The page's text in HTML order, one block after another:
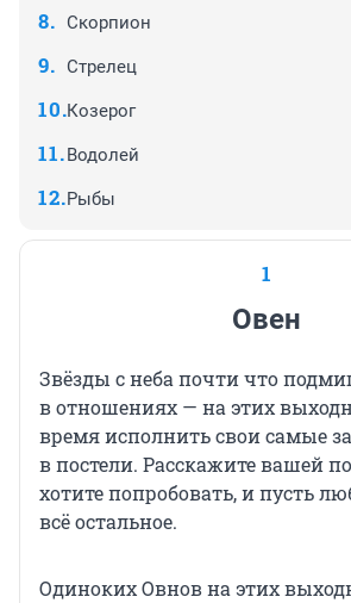
Скорпион
Стрелец
Козерог
Водолей
Рыбы
1
Овен
Звёзды с неба почти что
в отношениях — на этих
время исполнить свои самые
в постели. Расскажите вашей
хотите попробовать, и пусть
всё остальное.
Одиноких Овнов на этих